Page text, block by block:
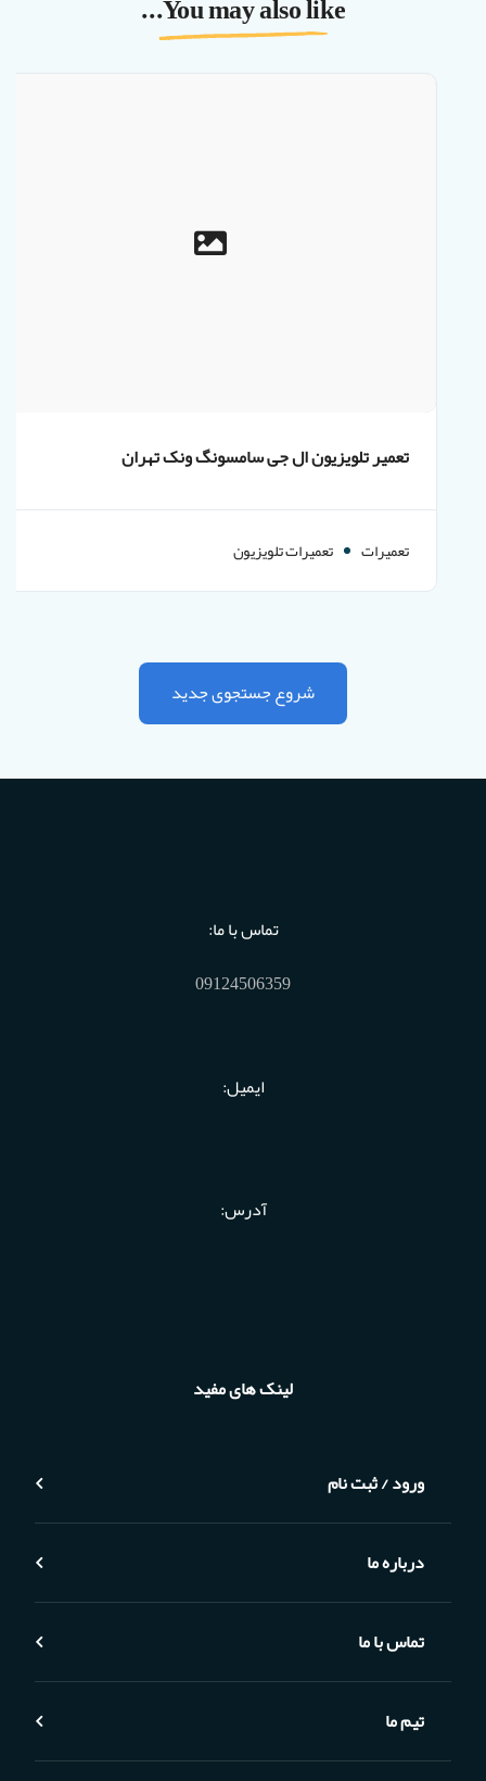
تعمیر تلویزیون ال جی سامسونگ ونک تهران
تعمیرات تعمیرات تلویزیون
شروع جستجوی جدید
تماس با ما:
09124506359
ایمیل:
آدرس:
لینک های مفید
ورود / ثبت نام
درباره ما
تماس با ما
تیم ما